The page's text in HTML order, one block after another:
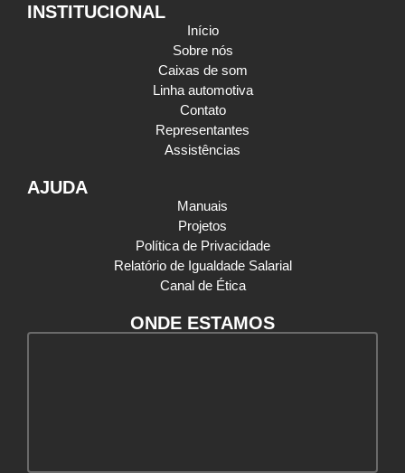
INSTITUCIONAL
Início
Sobre nós
Caixas de som
Linha automotiva
Contato
Representantes
Assistências
AJUDA
Manuais
Projetos
Política de Privacidade
Relatório de Igualdade Salarial
Canal de Ética
ONDE ESTAMOS